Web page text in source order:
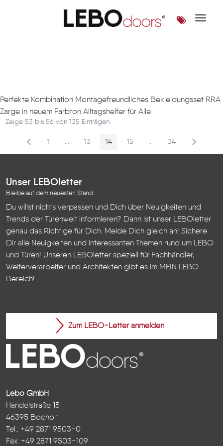
Toggle
Perfekte Kombination Montagefreundliches Bekleidungsset RRA
Zarge in neuem Farbton Alltagshelfer für Alle
Zeige 53 bis 56 von 135 Einträgen.
Seite
1 ...Zwischenseiten
Seite
13 Seite
14 Seite
15 ...Zwischenseiten
Seite
34
Unser LEBOletter
Bleibe auf dem neuesten Stand
Du willst nichts verpassen und Dich über Neuigkeiten und
Trends der Türenwelt informieren? Dann ist unser LEBOletter
genau das Richtige für Dich. Melde Dich gleich an! Sichere
Dir alle Neuigkeiten und interessanten Themen rund um LEBO
und Türen! Unseren LEBOletter speziell für Fachhändler,
Weiterverarbeiter und Architekten gibt es im MEIN LEBO
Bereich!
Zum LEBO-Letter anmelden
Lebo GmbH
Händelstraße 15
46395 Bocholt
Tel.: +49 2871 9503-0
Fax: +49 2871 9503-109